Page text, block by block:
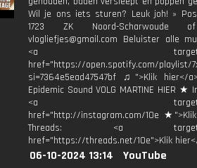
Wil je ons iets sturen? Leuk joh! »
1723 ZK Noord-Scharwoude
vlogliefjes@gmail.com Beluister alle
<a
href="https://open.spotify.com/playlist/
si=7364e5ead47547bf ♫">Klik hier</
Epidemic Sound VOLG MARTINE HIER ★
<a
href="http://instagram.com/10e
Threads: <a
href="https://threads.net/10e">Klik
06-10-2024 13:14
YouTube